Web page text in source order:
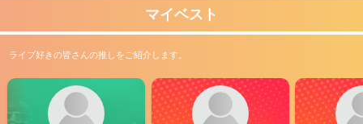
マイベスト
ライブ好きの皆さんの推しをご紹介します。